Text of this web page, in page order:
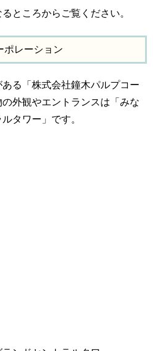
ところからご覧ください。
ポレーション
る「株式会社鐘木パルプコー
外観やエントランスは「みな
タワー」です。